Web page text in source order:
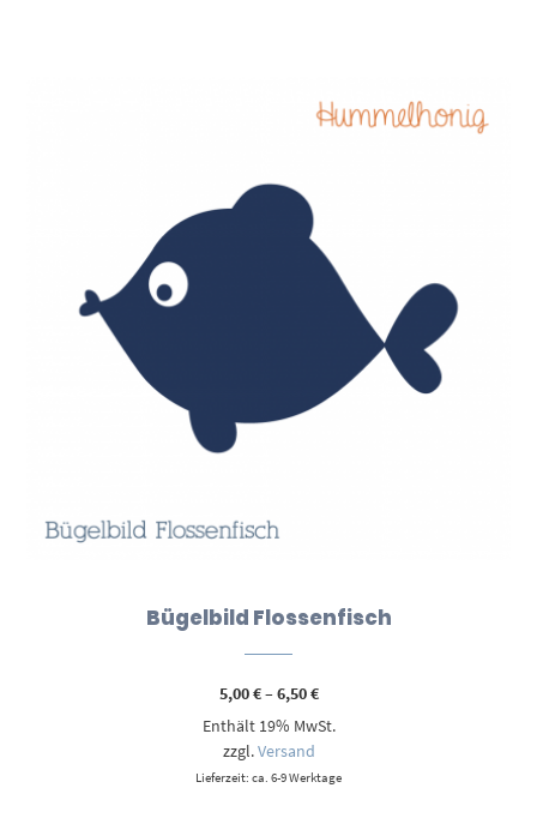
Bügelbild Flossenfisch
5,00€–6,50€Preisspanne:
bis
Enthält 19% MwSt.
zzgl.Versand
Lieferzeit: ca. 6-9 Werktage